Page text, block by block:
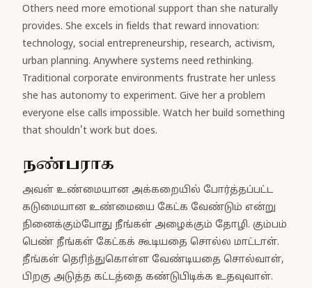
Others need more emotional support than she naturally
provides. She excels in fields that reward innovation:
technology, social entrepreneurship, research, activism,
urban planning. Anywhere systems need rethinking.
Traditional corporate environments frustrate her unless
she has autonomy to experiment. Give her a problem
everyone else calls impossible. Watch her build something
that shouldn't work but does.
நண்பராக
அவள் உண்மையான அக்கறையில் போர்த்தப்பட்ட
கடுமையான உண்மையை கேட்க வேண்டும் என்று
நினைக்கும்போது நீங்கள் அழைக்கும் தோழி. கும்பம்
பெண் நீங்கள் கேட்கக் கூடியதை சொல்ல மாட்டாள்.
நீங்கள் தெரிந்துகொள்ள வேண்டியதை சொல்வாள்,
பிறகு அடுத்த கட்டத்தை கண்டுபிடிக்க உதவுவாள்.